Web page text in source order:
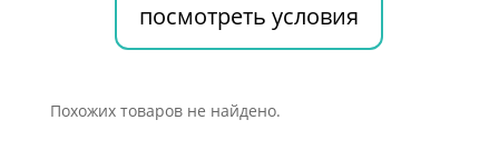
посмотреть условия
Похожих товаров не найдено.